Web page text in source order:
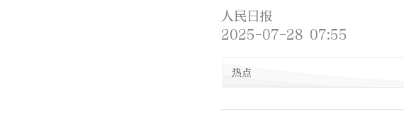
人民日报
2025-07-28 07:55
热点